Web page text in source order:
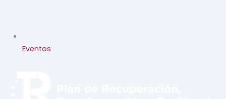
Eventos